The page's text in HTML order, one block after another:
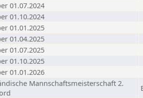
01.07.2024
01.10.2024
01.01.2025
01.04.2025
01.07.2025
01.10.2025
01.01.2026
Mannschaftsmeisterschaft 2.